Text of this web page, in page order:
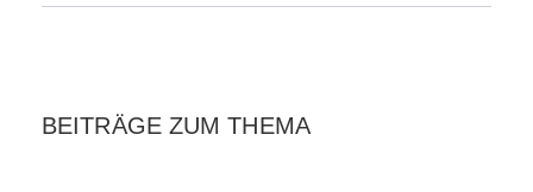
BEITRÄGE ZUM THEMA